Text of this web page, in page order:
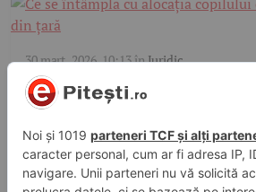
30 mart. 2026, 10:13înJuridic
Ce se întâmplă cu alocația
familia pleacă din țară